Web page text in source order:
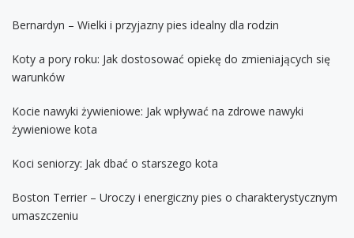
Bernardyn – Wielki i przyjazny pies idealny dla rodzin
Koty a pory roku: Jak dostosować opiekę do zmieniających się
warunków
Kocie nawyki żywieniowe: Jak wpływać na zdrowe nawyki
żywieniowe kota
Koci seniorzy: Jak dbać o starszego kota
Boston Terrier – Uroczy i energiczny pies o charakterystycznym
umaszczeniu